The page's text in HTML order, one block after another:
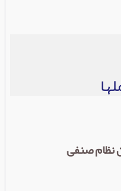
نظام صنفی